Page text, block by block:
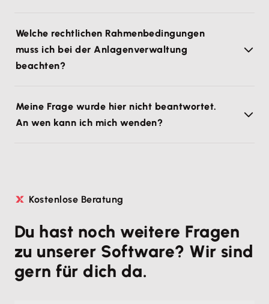
Welche rechtlichen Rahmenbedingungen
muss ich bei der Anlagenverwaltung
beachten?
Meine Frage wurde hier nicht beantwortet.
An wen kann ich mich wenden?
Kostenlose Beratung
Du hast noch weitere Fragen
zu unserer Software? Wir sind
gern für dich da.